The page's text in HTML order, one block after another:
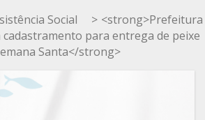
Social > <strong>Prefeitura
para entrega de peixe
Santa</strong>